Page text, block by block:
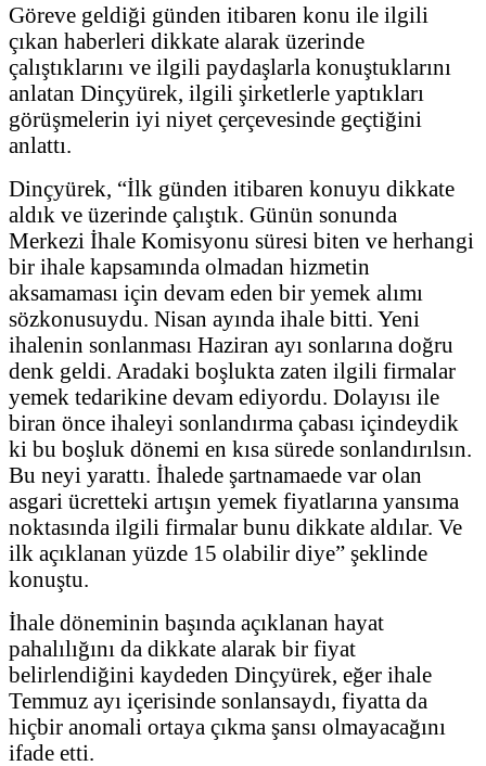
Göreve geldiği günden itibaren konu ile ilgili
çıkan haberleri dikkate alarak üzerinde
çalıştıklarını ve ilgili paydaşlarla konuştuklarını
anlatan Dinçyürek, ilgili şirketlerle yaptıkları
görüşmelerin iyi niyet çerçevesinde geçtiğini
anlattı.
Dinçyürek, “İlk günden itibaren konuyu dikkate
aldık ve üzerinde çalıştık. Günün sonunda
Merkezi İhale Komisyonu süresi biten ve herhangi
bir ihale kapsamında olmadan hizmetin
aksamaması için devam eden bir yemek alımı
sözkonusuydu. Nisan ayında ihale bitti. Yeni
ihalenin sonlanması Haziran ayı sonlarına doğru
denk geldi. Aradaki boşlukta zaten ilgili firmalar
yemek tedarikine devam ediyordu. Dolayısı ile
biran önce ihaleyi sonlandırma çabası içindeydik
ki bu boşluk dönemi en kısa sürede sonlandırılsın.
Bu neyi yarattı. İhalede şartnamaede var olan
asgari ücretteki artışın yemek fiyatlarına yansıma
noktasında ilgili firmalar bunu dikkate aldılar. Ve
ilk açıklanan yüzde 15 olabilir diye” şeklinde
konuştu.
İhale döneminin başında açıklanan hayat
pahalılığını da dikkate alarak bir fiyat
belirlendiğini kaydeden Dinçyürek, eğer ihale
Temmuz ayı içerisinde sonlansaydı, fiyatta da
hiçbir anomali ortaya çıkma şansı olmayacağını
ifade etti.